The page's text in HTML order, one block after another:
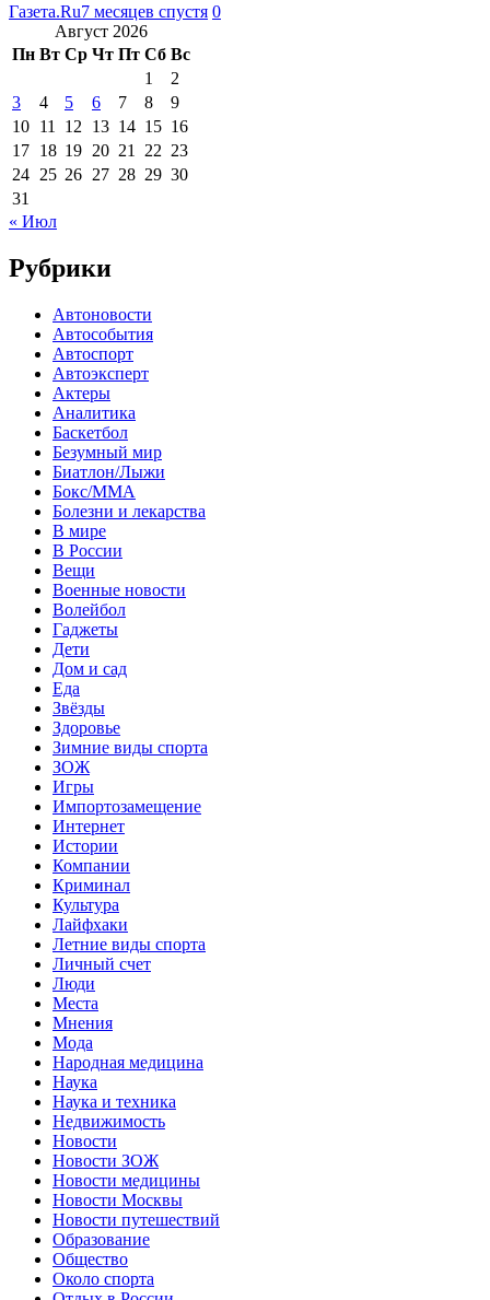
Газета.Ru7 месяцев спустя 0
Август 2026
Пн Вт Ср Чт Пт Сб Вс
1
2
3
4 5 6 7 8
9
10 11 12 13 14 15 16
17 18 19 20 21 22 23
24 25 26 27 28 29 30
31
« Июл
Рубрики
Автоновости
Автособытия
Автоспорт
Автоэксперт
Актеры
Аналитика
Баскетбол
Безумный мир
Биатлон/Лыжи
Бокс/MMA
Болезни и лекарства
В мире
В России
Вещи
Военные новости
Волейбол
Гаджеты
Дети
Дом и сад
Еда
Звёзды
Здоровье
Зимние виды спорта
ЗОЖ
Игры
Импортозамещение
Интернет
Истории
Компании
Криминал
Культура
Лайфхаки
Летние виды спорта
Личный счет
Люди
Места
Мнения
Мода
Народная медицина
Наука
Наука и техника
Недвижимость
Новости
Новости ЗОЖ
Новости медицины
Новости Москвы
Новости путешествий
Образование
Общество
Около спорта